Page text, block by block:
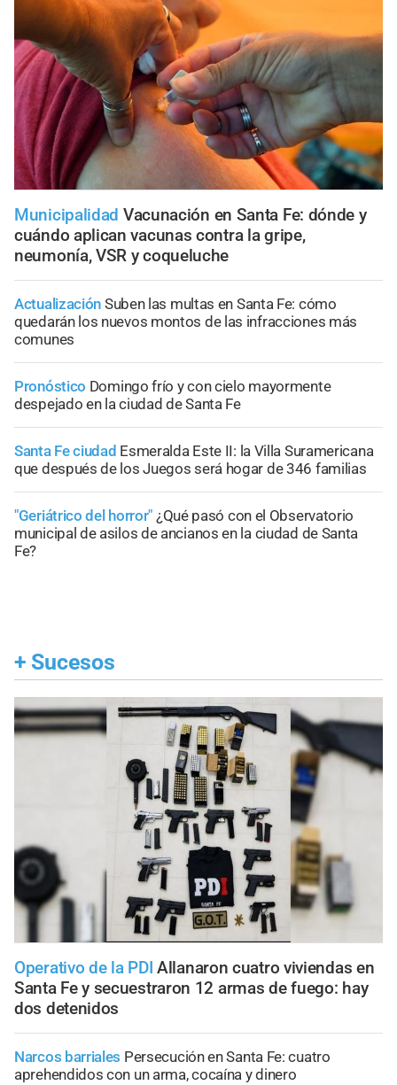
Municipalidad Vacunación en Santa Fe: dónde y
cuándo aplican vacunas contra la gripe,
neumonía, VSR y coqueluche
Actualización Suben las multas en Santa Fe: cómo
quedarán los nuevos montos de las infracciones más
comunes
Pronóstico Domingo frío y con cielo mayormente
despejado en la ciudad de Santa Fe
Santa Fe ciudad Esmeralda Este II: la Villa Suramericana
que después de los Juegos será hogar de 346 familias
"Geriátrico del horror" ¿Qué pasó con el Observatorio
municipal de asilos de ancianos en la ciudad de Santa
Fe?
+ Sucesos
Operativo de la PDI Allanaron cuatro viviendas en
Santa Fe y secuestraron 12 armas de fuego: hay
dos detenidos
Narcos barriales Persecución en Santa Fe: cuatro
aprehendidos con un arma, cocaína y dinero